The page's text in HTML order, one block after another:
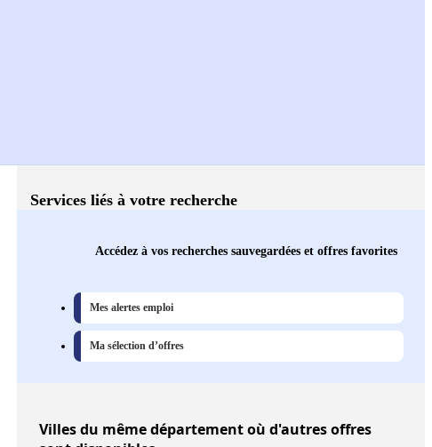
Services liés à votre recherche
Accédez à vos recherches sauvegardées et offres favorites
Mes alertes emploi
Ma sélection d’offres
Villesdu même département où d'autres offres